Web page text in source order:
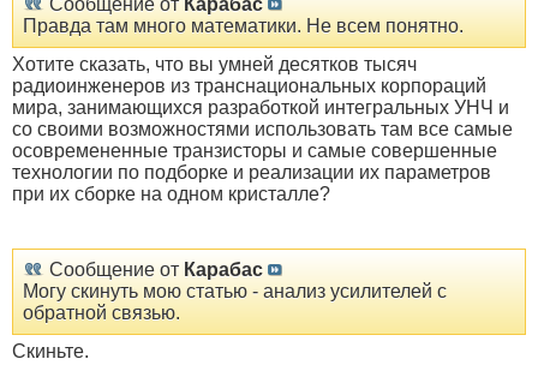
Сообщение от Карабас
Правда там много математики. Не всем понятно.
Хотите сказать, что вы умней десятков тысяч
радиоинженеров из транснациональных корпораций
мира, занимающихся разработкой интегральных УНЧ и
со своими возможностями использовать там все самые
осовремененные транзисторы и самые совершенные
технологии по подборке и реализации их параметров
при их сборке на одном кристалле?
Сообщение от Карабас
Могу скинуть мою статью - анализ усилителей с
обратной связью.
Скиньте.